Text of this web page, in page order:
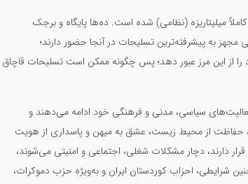
میلیتاریزه (نظامی) شده است. ده‌ها پایگاه و برجک
مجهز به پیشرفته‌ترین تسلیحات در آنجا حضور دارند؛
از این مرز عبور دهد؛ پس چگونه ممکن است تسلیحات قاچاق
سیاسی، مدنی و فرهنگی خود ادامه می‌دهند و
حفاظت از محیط زیست، عشق به میهن و پاسداری از هویت
دارند، دچار مشکلات شغلی، اجتماعی و امنیتی می‌شوند،
شرایطی، احزاب کوردستان ایران و به‌ویژه حزب دموکرات،